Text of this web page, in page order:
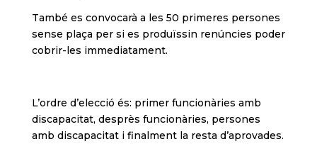
També es convocarà a les 50 primeres persones
sense plaça per si es produïssin renúncies poder
cobrir-les immediatament.
L’ordre d’elecció és: primer funcionàries amb
discapacitat, desprès funcionàries, persones
amb discapacitat i finalment la resta d’aprovades.